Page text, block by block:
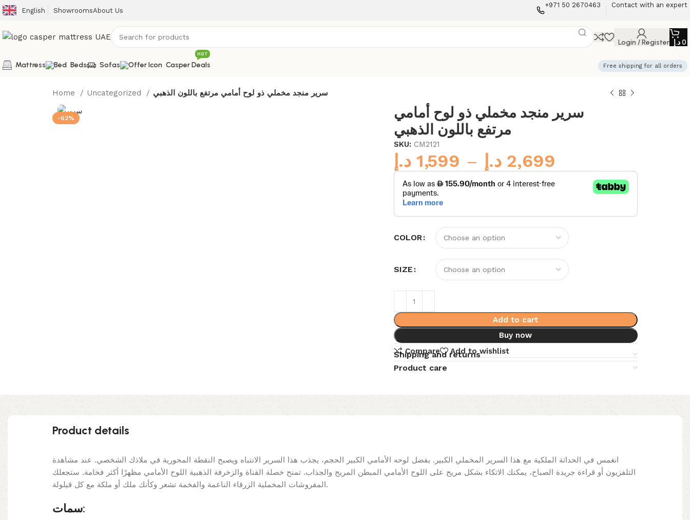
English ShowroomsAbout Us
+971 50 2670463 Contact with an expert
Login / Register 0د.إ
Mattress Beds Sofas Casper Deals
HOT
Free shipping for all orders
Home Uncategorized سرير منجد مخملي ذو لوح أمامي مرتفع باللون الذهبي
-62%
سرير منجد مخملي ذو لوح أمامي
مرتفع باللون الذهبي
SKU: CM2121
1,599 د.إ – 2,699 د.إ
COLOR
SIZE
Add to cart
Buy now
Compare
Add to wishlist
Shipping and returns
Product care
Product details
انغمس في الحداثة الملكية مع هذا السرير المخملي الكبير. بفضل لوحه الأمامي الكبير الحجم، يجذب هذا السرير الانتباه ويصبح النقطة المحورية في ملاذك الشخصي. عند مشاهدة
التلفزيون أو قراءة جريدة الصباح، يمكنك الاتكاء بشكل مريح على اللوح الأمامي المبطن المريح والجذاب. تمنح خصلة القناة والزخرفة الذهبية اللوح الأمامي مظهرًا أكثر فخامة. ستجعلك
المفروشات المخملية الزرقاء الناعمة والفخمة تشعر وكأنك ملك أو ملكة مع كل قيلولة.
سمات: